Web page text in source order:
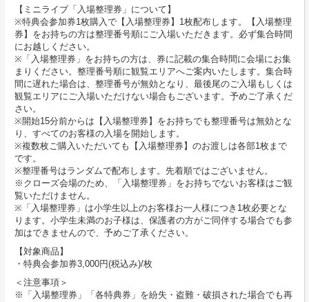
【ミニライブ「入場整理券」について】
※特典会参加券1枚購入で【入場整理券】1枚配布します。【入場整理
券】をお持ちの方は整理番号順にご入場いただきます。必ず集合時間
にお越しください。
※「入場整理券」をお持ちの方は、券に記載の集合時間に会場にお集
まりください。整理番号順に観覧エリアへご案内いたします。集合時
間に遅れた場合は、整理番号が無効となり、最後尾のご⼊場もしくは
観覧エリアにご⼊場いただけない場合もございます。予めご了承くだ
さい。
※開始15分前からは【入場整理券】をお持ちでも整理番号は無効とな
り、すべてのお客様の入場を開始します。
※複数枚ご購入いただいても【入場整理券】のお渡しは各部1枚まで
です。
※整理番号はランダムで配布します。先着順ではございません。
※クローズ会場のため、「入場整理券」をお持ちでないお客様はご観
覧いただけません。
※「入場整理券」は小学生以上のお客様お一人様につき1枚必要とな
ります。小学生未満のお子様は、保護者の方がご同伴する場合でも参
加はできませんので、予めご了承ください。
【対象商品】
・特典会参加券3,000円(税込み)/枚
＜注意事項＞
※「入場整理券」「各特典券」を紛失・盗難・破損された場合でも再